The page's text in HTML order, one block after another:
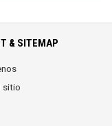
& SITEMAP
sitio